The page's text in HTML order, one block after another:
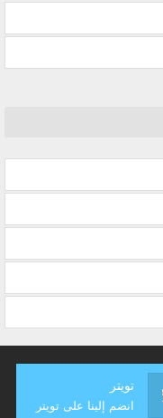
تويتر
انضم إلينا على تويتر